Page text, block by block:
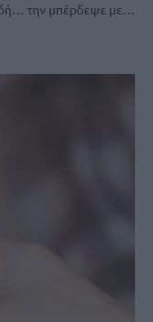
την μπέρδεψε με…